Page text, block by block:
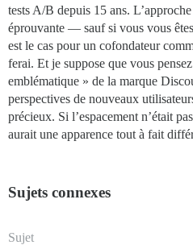
tests A/B depuis 15 ans.
éprouvante — sauf si vous vous
est le cas pour un cofondateur
ferai. Et je suppose que vous
emblématique » de la marque
perspectives de nouveaux
précieux. Si l’espacement n’était
aurait une apparence tout à fait
Sujets connexes
Sujet